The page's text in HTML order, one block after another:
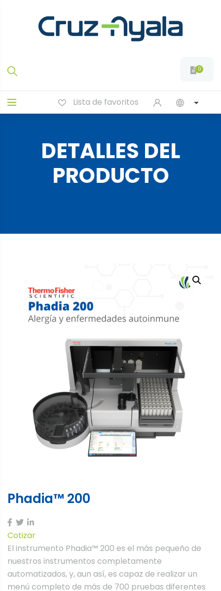
0
Lista de favoritos
DETALLES DEL
PRODUCTO
Phadia™ 200
Cotizar
El instrumento Phadia™ 200 es el más pequeño de
nuestros instrumentos completamente
automatizados, y, aun así, es capaz de realizar un
menú completo de más de 700 pruebas diferentes